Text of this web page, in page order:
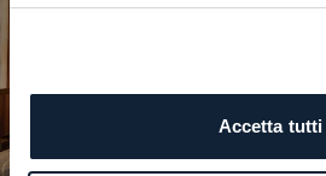
Accetta tutti